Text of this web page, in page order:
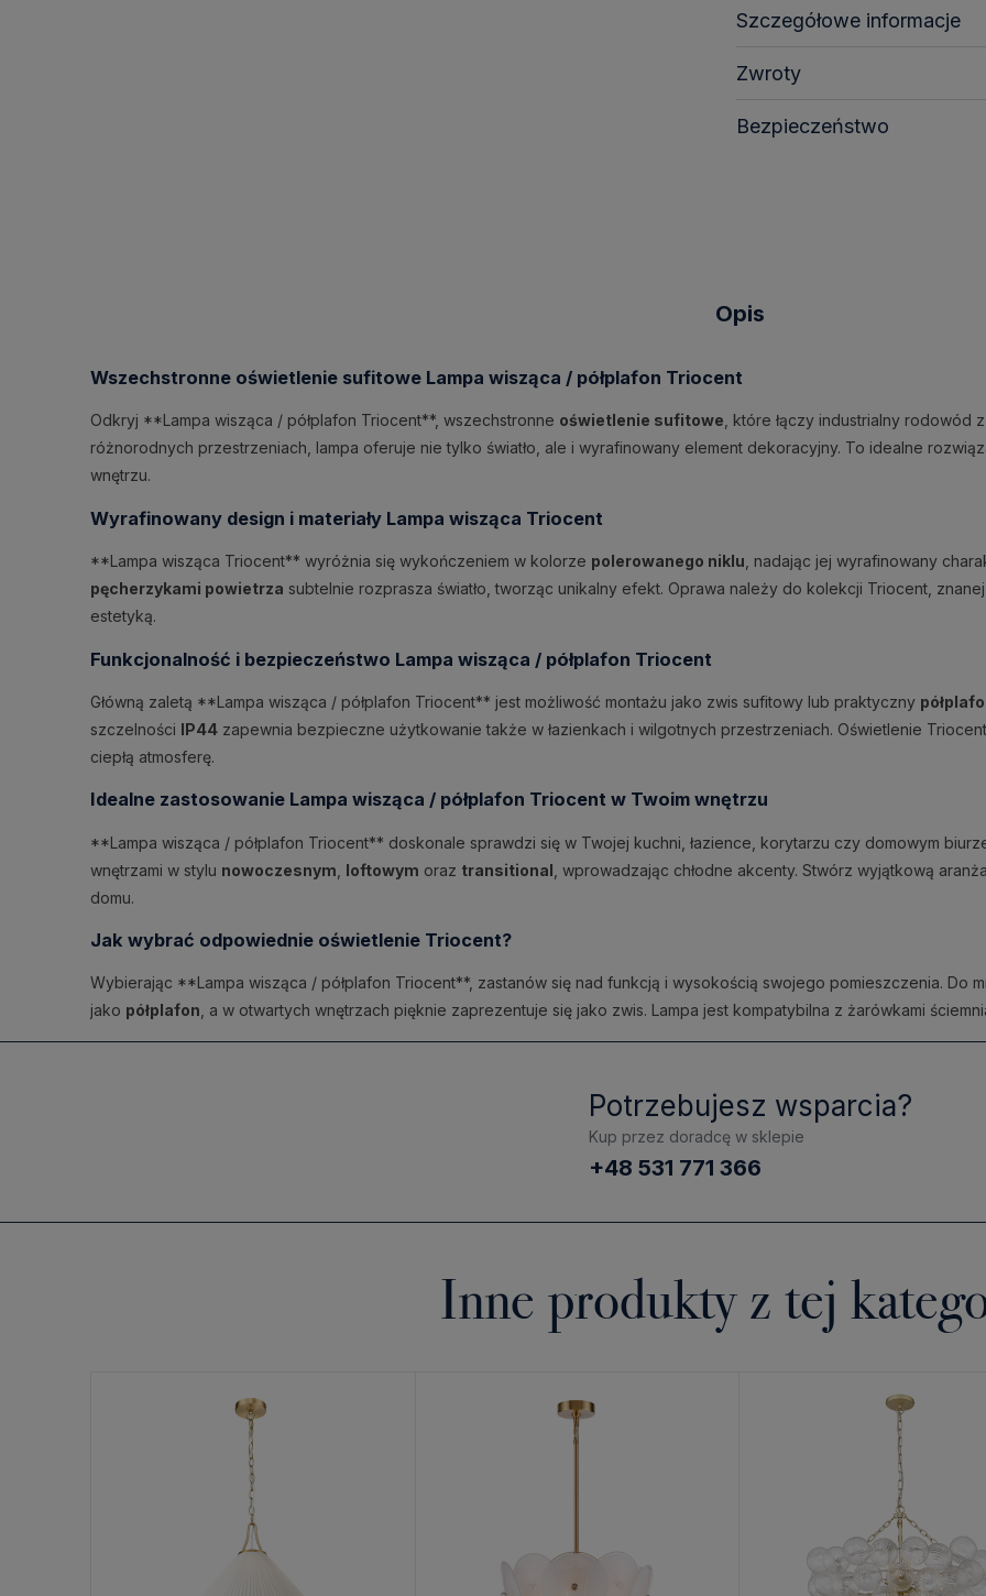
Szczegółowe informacje
Zwroty
Bezpieczeństwo
Opis
Wszechstronne oświetlenie sufitowe Lampa wisząca / półplafon Triocent
Odkryj **Lampa wisząca / półplafon Triocent**, wszechstronne oświetlenie sufitowe , które łączy industrialny
różnorodnych przestrzeniach, lampa oferuje nie tylko światło, ale i wyrafinowany element dekoracyjny. To idealne
wnętrzu.
Wyrafinowany design i materiały Lampa wisząca Triocent
**Lampa wisząca Triocent** wyróżnia się wykończeniem w kolorze polerowanego niklu , nadając jej wyrafinowany
pęcherzykami powietrza subtelnie rozprasza światło, tworząc unikalny efekt. Oprawa należy do kolekcji Triocent,
estetyką.
Funkcjonalność i bezpieczeństwo Lampa wisząca / półplafon Triocent
Główną zaletą **Lampa wisząca / półplafon Triocent** jest możliwość montażu jako zwis sufitowy lub praktyczny
szczelności IP44 zapewnia bezpieczne użytkowanie także w łazienkach i wilgotnych przestrzeniach. Oświetlenie
ciepłą atmosferę.
Idealne zastosowanie Lampa wisząca / półplafon Triocent w Twoim wnętrzu
**Lampa wisząca / półplafon Triocent** doskonale sprawdzi się w Twojej kuchni, łazience, korytarzu czy domowym
wnętrzami w stylu nowoczesnym loftowym oraz transitional , wprowadzając chłodne akcenty. Stwórz wyjątkową
domu.
Jak wybrać odpowiednie oświetlenie Triocent?
Wybierając **Lampa wisząca / półplafon Triocent**, zastanów się nad funkcją i wysokością swojego pomieszczenia. Do
jako półplafon , a w otwartych wnętrzach pięknie zaprezentuje się jako zwis. Lampa jest kompatybilna z żarówkami
Potrzebujesz wsparcia?
Kup przez doradcę w sklepie
+48 531 771 366
Inne produkty z tej